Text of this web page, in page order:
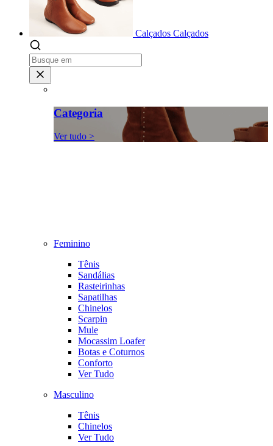
Calçados Calçados
Categoria
Ver tudo >
Feminino
Tênis
Sandálias
Rasteirinhas
Sapatilhas
Chinelos
Scarpin
Mule
Mocassim Loafer
Botas e Coturnos
Conforto
Ver Tudo
Masculino
Tênis
Chinelos
Ver Tudo